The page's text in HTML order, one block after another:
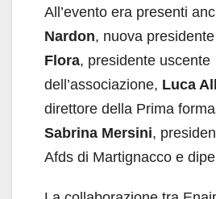
All’evento era presenti
Nardon, nuova
Flora, presidente uscente
dell’associazione, Luca
direttore della Prima
Sabrina Mersini,
Afds di Martignacco e